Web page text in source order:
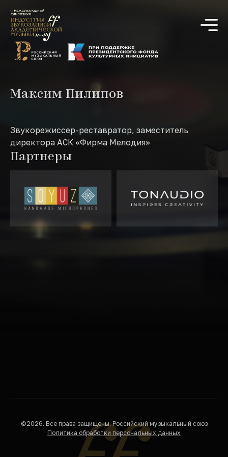
Максим Пилипов
Звукорежиссер-реставратор, заместитель
директора АСК «Фирма Мелодия»
Партнеры
©2026. Все права защищены. Российский музыкальный союз
Политика обработки персональных данных